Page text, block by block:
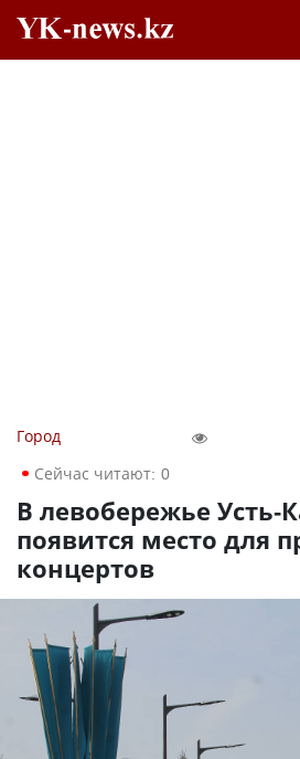
Город
Сейчас читают: 0
В левобережье Усть-
появится место для
концертов